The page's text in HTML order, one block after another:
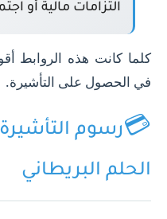
التزامات مالية أو
كلما كانت هذه الروابط
في الحصول على التأشيرة.
💳رسوم
الحلم البريطاني